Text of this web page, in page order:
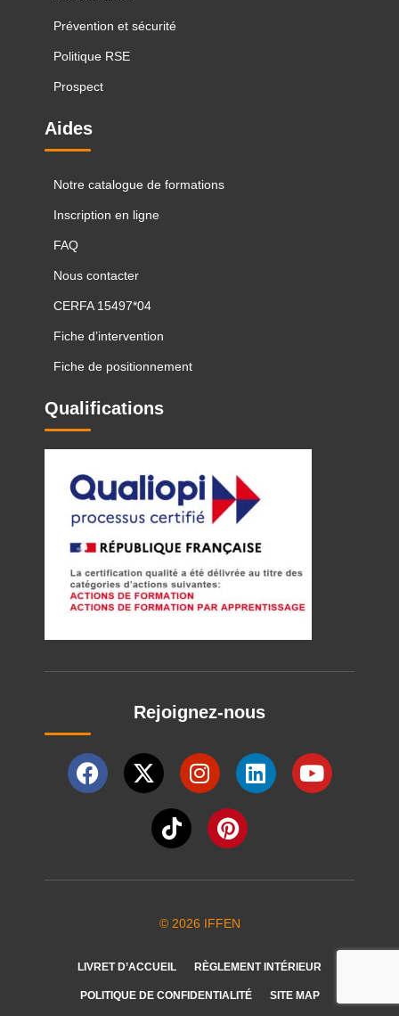
Prévention et sécurité
Politique RSE
Prospect
Aides
Notre catalogue de formations
Inscription en ligne
FAQ
Nous contacter
CERFA 15497*04
Fiche d’intervention
Fiche de positionnement
Qualifications
Rejoignez-nous
© 2026 IFFEN
LIVRET D’ACCUEIL RÈGLEMENT INTÉRIEUR
POLITIQUE DE CONFIDENTIALITÉ SITE MAP